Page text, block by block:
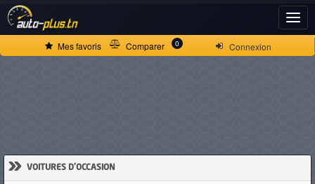
Connexion
Mes favoris Comparer 0
» VOITURES D'OCCASION
ACCUEIL